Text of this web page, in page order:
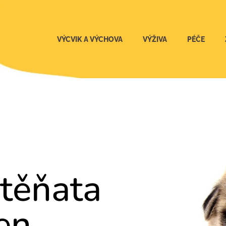
VÝCVIK A VÝCHOVA VÝŽIVA PÉČE